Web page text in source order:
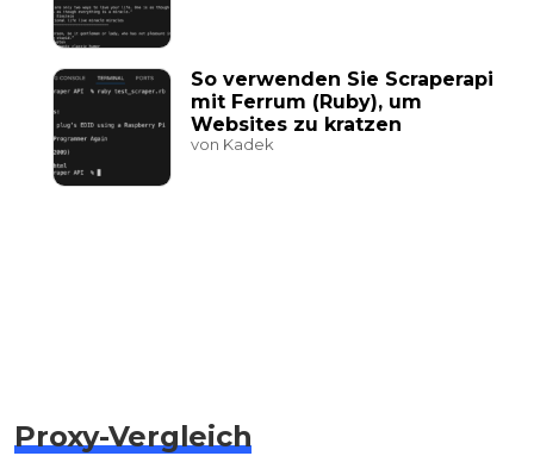
So verwenden Sie Scraperapi
mit Ferrum (Ruby), um
Websites zu kratzen
von Kadek
Proxy-Vergleich